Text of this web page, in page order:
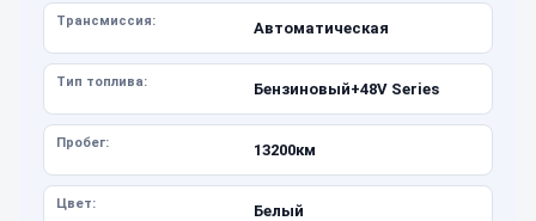
Трансмиссия: Автоматическая
Тип топлива: Бензиновый+48V Series
Пробег: 13200км
Цвет: Белый